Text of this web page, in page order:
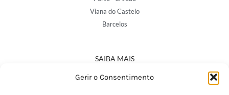
Gerir o Consentimento
Viana do Castelo
Barcelos
SAIBA MAIS
Política de Privacidade